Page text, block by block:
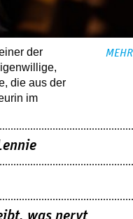
der
die aus der
im
MEHR